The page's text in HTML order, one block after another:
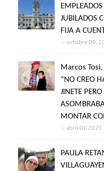
EMPLEADOS
JUBILADOS
FIJA A
octubre 09,
Marcos
“NO CREO
JINETE
MONTAR
abril 01, 2021
PAULA